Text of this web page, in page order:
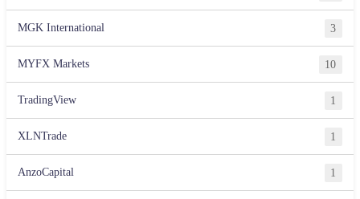
MGK International 3
MYFX Markets 10
TradingView 1
XLNTrade 1
AnzoCapital 1